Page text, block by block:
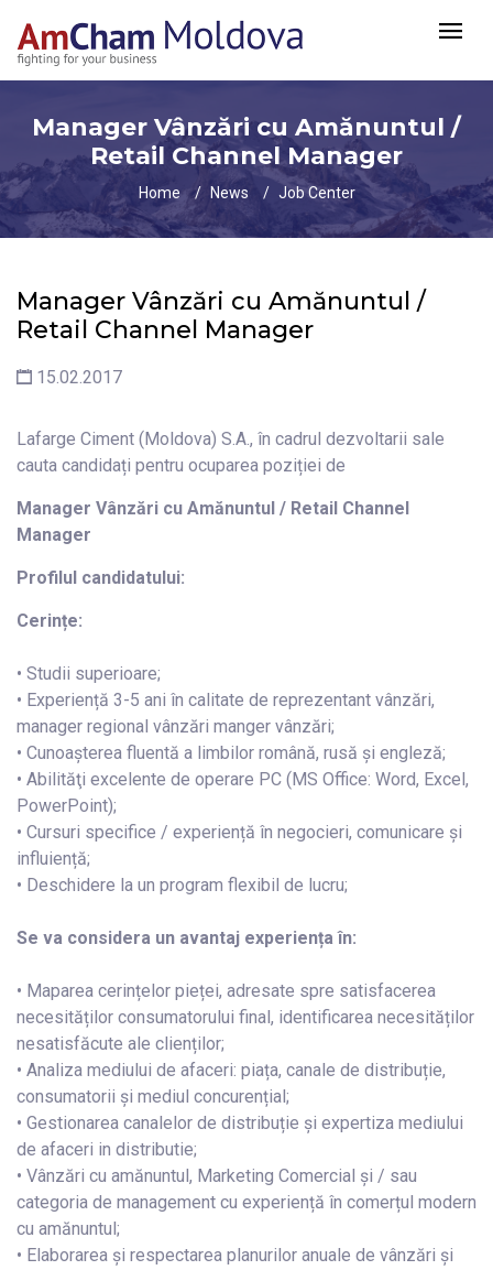
Manager Vânzări cu Amănuntul /
Retail Channel Manager
Home News Job Center
Manager Vânzări cu Amănuntul /
Retail Channel Manager
15.02.2017
Lafarge Ciment (Moldova) S.A., în cadrul dezvoltarii sale
cauta candidați pentru ocuparea poziției de
Manager Vânzări cu Amănuntul / Retail Channel
Manager
Profilul candidatului:
Cerințe:
• Studii superioare;
• Experiență 3-5 ani în calitate de reprezentant vânzări,
manager regional vânzări manger vânzări;
• Cunoașterea fluentă a limbilor română, rusă și engleză;
• Abilităţi excelente de operare PC (MS Office: Word, Excel,
PowerPoint);
• Cursuri specifice / experiență în negocieri, comunicare și
influiență;
• Deschidere la un program flexibil de lucru;
Se va considera un avantaj experiența în:
• Maparea cerințelor pieței, adresate spre satisfacerea
necesităților consumatorului final, identificarea necesităților
nesatisfăcute ale clienților;
• Analiza mediului de afaceri: piața, canale de distribuție,
consumatorii și mediul concurențial;
• Gestionarea canalelor de distribuție și expertiza mediului
de afaceri in distributie;
• Vânzări cu amănuntul, Marketing Comercial și / sau
categoria de management cu experiență în comerțul modern
cu amănuntul;
• Elaborarea și respectarea planurilor anuale de vânzări și